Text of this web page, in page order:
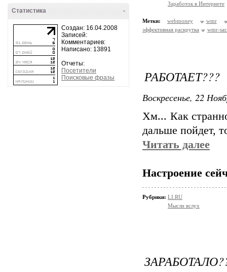
-
Статистика
Создан: 16.04.2008
Записей:
Комментариев:
Написано: 13891
Отчеты:
Посетители
Поисковые фразы
Заработок в Интернете
Метки: webmoney
wmr
эффективная раскрутка
wmr-
РАБОТАЕТ???
Воскресенье, 22
Хм... Как
дальше пойдет,
Читать далее
Настроение
Рубрики: LI.RU
Мысли вслух